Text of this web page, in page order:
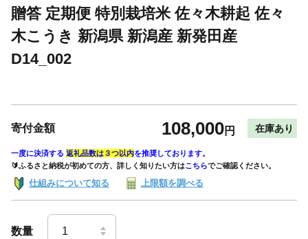
贈答 定期便 特別栽培米 佐々木耕起 佐々
木こうき 新潟県 新潟産 新発田産
D14_002
寄付金額 108,000円 在庫あり
一度に決済する 返礼品数は３つ以内を推奨しております。
🔰ふるさと納税が初めての方、詳しく知りたい方はこちらでご確認ください。
仕組みについて知る 上限額を調べる
数量